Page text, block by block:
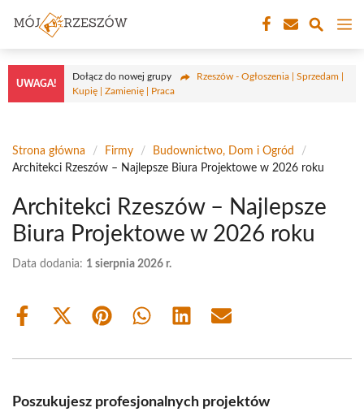
treści
UWAGA!
Dołącz do nowej grupy
Rzeszów - Ogłoszenia | Sprzedam |
Kupię | Zamienię | Praca
Strona główna / Firmy / Budownictwo, Dom i Ogród
/
Architekci Rzeszów – Najlepsze Biura Projektowe w 2026 roku
Architekci Rzeszów – Najlepsze
Biura Projektowe w 2026 roku
Data dodania: 1 sierpnia 2026 r.
Share
Share
(Twitter)
Share Share Share Share
Poszukujesz profesjonalnych projektów